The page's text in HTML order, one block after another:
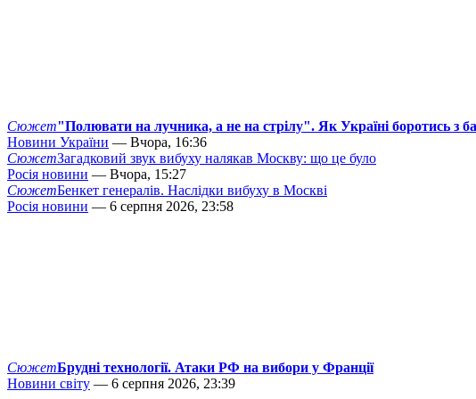
Сюжет"Полювати на лучника, а не на стрілу". Як Україні боротись з
Новини України — Вчора, 16:36
СюжетЗагадковий звук вибуху налякав Москву: що це було
Росія новини — Вчора, 15:27
СюжетБенкет генералів. Наслідки вибуху в Москві
Росія новини — 6 серпня 2026, 23:58
СюжетБрудні технології. Атаки РФ на вибори у Франції
Новини світу — 6 серпня 2026, 23:39